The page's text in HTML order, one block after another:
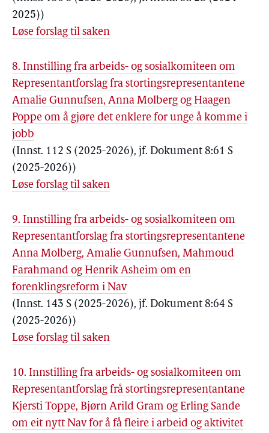
2025))
Løse forslag til saken
8. Innstilling fra arbeids- og sosialkomiteen om
Representantforslag fra stortingsrepresentantene
Amalie Gunnufsen, Anna Molberg og Haagen
Poppe om å gjøre det enklere for unge å komme i
jobb
(Innst. 112 S (2025-2026), jf. Dokument 8:61 S
(2025-2026))
Løse forslag til saken
9. Innstilling fra arbeids- og sosialkomiteen om
Representantforslag fra stortingsrepresentantene
Anna Molberg, Amalie Gunnufsen, Mahmoud
Farahmand og Henrik Asheim om en
forenklingsreform i Nav
(Innst. 143 S (2025-2026), jf. Dokument 8:64 S
(2025-2026))
Løse forslag til saken
10. Innstilling fra arbeids- og sosialkomiteen om
Representantforslag frå stortingsrepresentantane
Kjersti Toppe, Bjørn Arild Gram og Erling Sande
om eit nytt Nav for å få fleire i arbeid og aktivitet